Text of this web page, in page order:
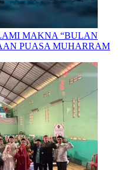
MAKNA “BULAN
PUASA MUHARRAM